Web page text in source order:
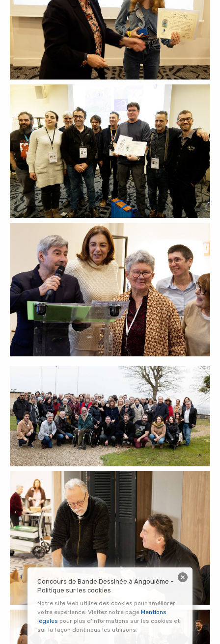
Concours de Bande Dessinée à Angoulême -
Politique sur les cookies
Notre site Web utilise des cookies pour améliorer
votre expérience. Visitez notre page Mentions
légales pour plus d'informations sur les cookies et
sur la façon dont nous les utilisons.